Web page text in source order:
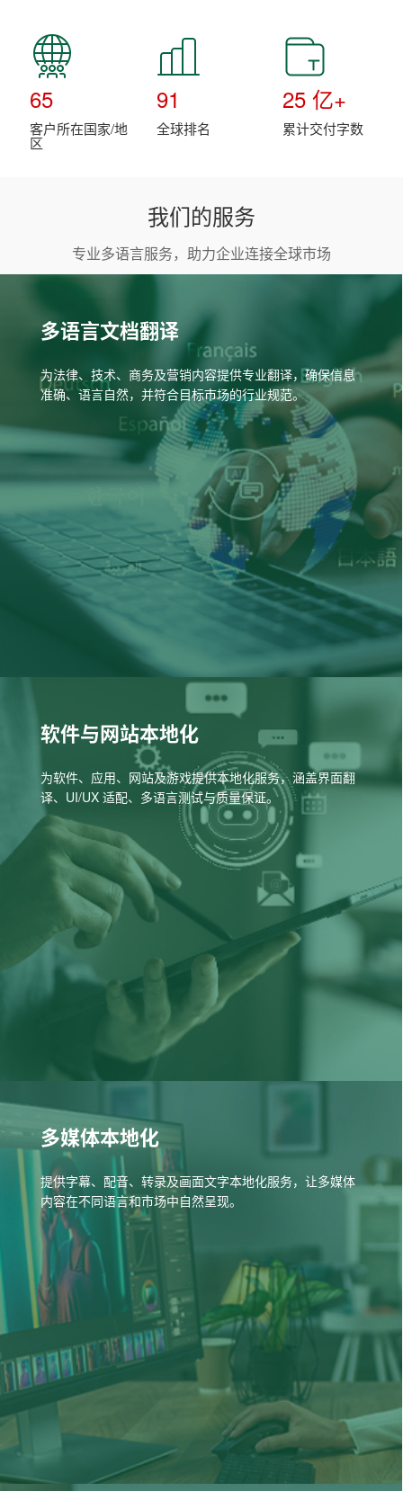
65
客户所在国家/地
区
91
全球排名
25 亿+
累计交付字数
我们的服务
专业多语言服务，助力企业连接全球市场
多语言文档翻译
为法律、技术、商务及营销内容提供专业翻译，确保信息
准确、语言自然，并符合目标市场的行业规范。
软件与网站本地化
为软件、应用、网站及游戏提供本地化服务，涵盖界面翻
译、UI/UX 适配、多语言测试与质量保证。
多媒体本地化
提供字幕、配音、转录及画面文字本地化服务，让多媒体
内容在不同语言和市场中自然呈现。